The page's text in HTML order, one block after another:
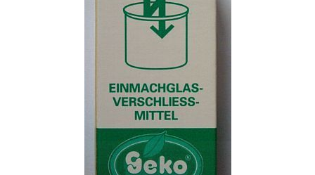
Doppelt antippen zum
vergrößern